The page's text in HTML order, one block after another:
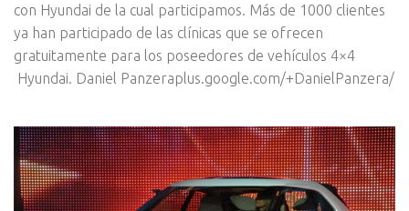
con Hyundai de la cual participamos. Más de 1000 clientes
ya han participado de las clínicas que se ofrecen
gratuitamente para los poseedores de vehículos 4×4
Hyundai. Daniel Panzeraplus.google.com/+DanielPanzera/